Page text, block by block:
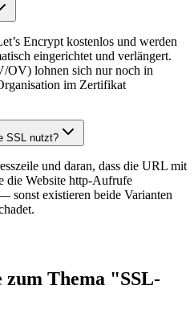
Encrypt kostenlos und werden
eingerichtet und verlängert.
OV) lohnen sich nur noch in
im Zertifikat
SSL nutzt?
und daran, dass die URL mit
die Website http-Aufrufe
sonst existieren beide Varianten
zum Thema "SSL-